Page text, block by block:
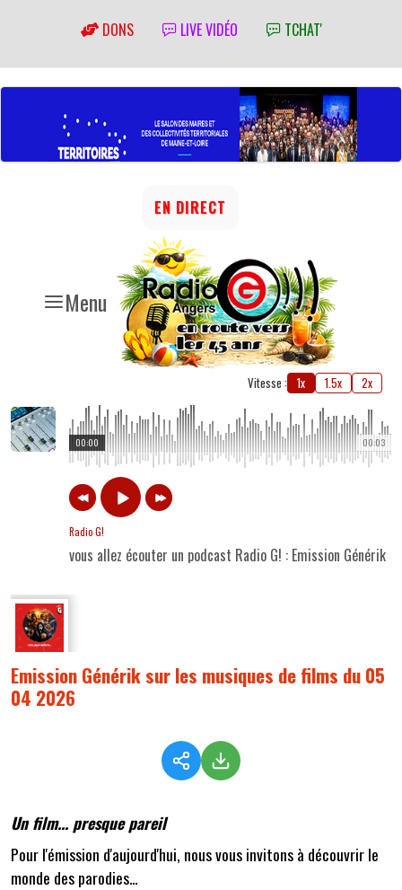
DONS LIVE VIDÉO TCHAT'
Menu
EN DIRECT
Vitesse : 1x 1.5x 2x
00:03
00:00
Radio G!
vous allez écouter un podcast Radio G! : Emission
Emission Générik sur les musiques de films du 05
04 2026
Un film... presque pareil
Pour l'émission d'aujourd'hui, nous vous invitons à découvrir le
monde des parodies...